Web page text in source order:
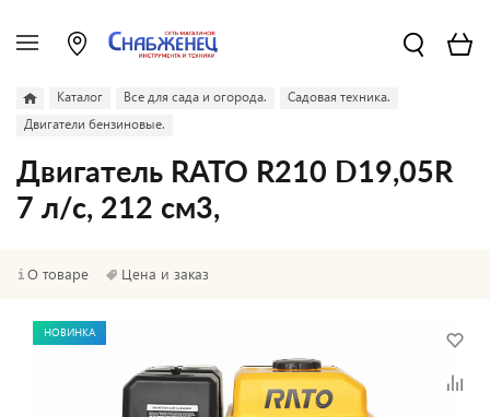
Каталог Все для сада и огорода.
Садовая техника.
Двигатели бензиновые.
Двигатель RATO R210 D19,05R
7 л/с, 212 см3,
О товаре Цена и заказ
НОВИНКА